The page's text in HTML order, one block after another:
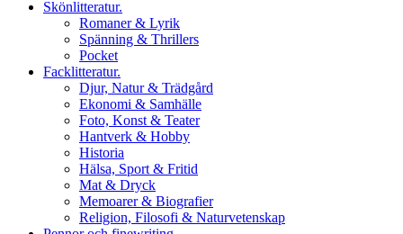
Skönlitteratur.
Romaner & Lyrik
Spänning & Thrillers
Pocket
Facklitteratur.
Djur, Natur & Trädgård
Ekonomi & Samhälle
Foto, Konst & Teater
Hantverk & Hobby
Historia
Hälsa, Sport & Fritid
Mat & Dryck
Memoarer & Biografier
Religion, Filosofi & Naturvetenskap